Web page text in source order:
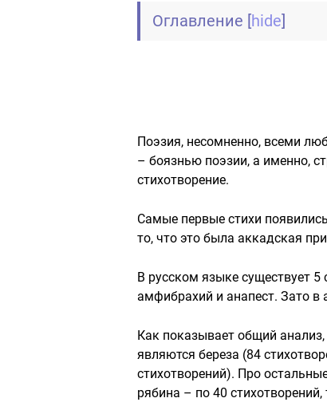
Оглавление [hide]
Поэзия, несомненно, всеми
– боязнью поэзии, а именно,
стихотворение.
Самые первые стихи
то, что это была аккадская
В русском языке существует
амфибрахий и анапест. Зато
Как показывает общий
являются береза (84
стихотворений). Про
рябина – по 40